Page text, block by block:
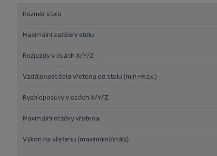
Rozměr stolu
Maximální zatížení stolu
Rozjezdy v osách X/Y/Z
Vzdálenost čela vřetena od stolu (min.-max.)
Rychloposuvy v osách X/Y/Z
Maximální otáčky vřetena
Výkon na vřetenu (maximální/stálý)